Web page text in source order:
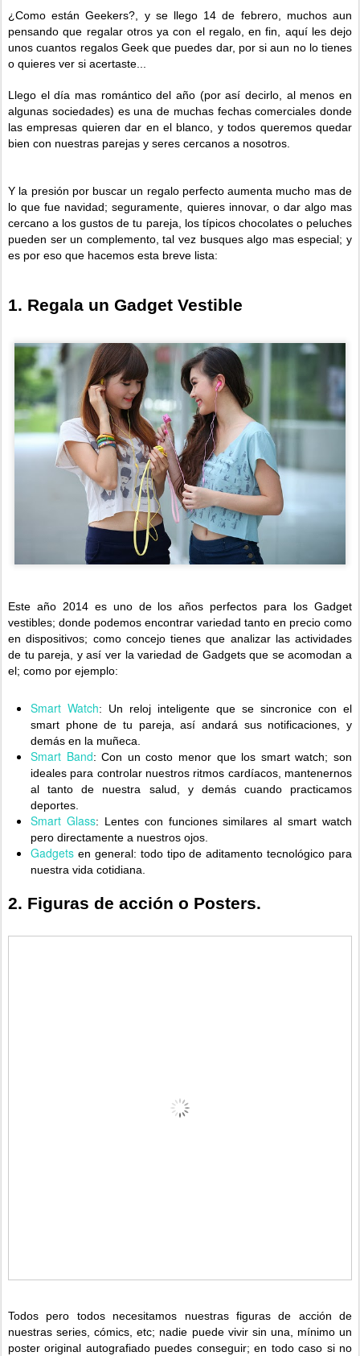
¿Como están Geekers?, y se llego 14 de febrero, muchos aun
pensando que regalar otros ya con el regalo, en fin, aquí les dejo
unos cuantos regalos Geek que puedes dar, por si aun no lo tienes
o quieres ver si acertaste...
Llego el día mas romántico del año (por así decirlo, al menos en
algunas sociedades) es una de muchas fechas comerciales donde
las empresas quieren dar en el blanco, y todos queremos quedar
bien con nuestras parejas y seres cercanos a nosotros.
Y la presión por buscar un regalo perfecto aumenta mucho mas de
lo que fue navidad; seguramente, quieres innovar, o dar algo mas
cercano a los gustos de tu pareja, los típicos chocolates o peluches
pueden ser un complemento, tal vez busques algo mas especial; y
es por eso que hacemos esta breve lista:
1. Regala un Gadget Vestible
Este año 2014 es uno de los años perfectos para los Gadget
vestibles; donde podemos encontrar variedad tanto en precio como
en dispositivos; como concejo tienes que analizar las actividades
de tu pareja, y así ver la variedad de Gadgets que se acomodan a
el; como por ejemplo:
Smart Watch: Un reloj inteligente que se sincronice con el
smart phone de tu pareja, así andará sus notificaciones, y
demás en la muñeca.
Smart Band: Con un costo menor que los smart watch; son
ideales para controlar nuestros ritmos cardíacos, mantenernos
al tanto de nuestra salud, y demás cuando practicamos
deportes.
Smart Glass: Lentes con funciones similares al smart watch
pero directamente a nuestros ojos.
Gadgets en general: todo tipo de aditamento tecnológico para
nuestra vida cotidiana.
2. Figuras de acción o Posters.
Todos pero todos necesitamos nuestras figuras de acción de
nuestras series, cómics, etc; nadie puede vivir sin una, mínimo un
poster original autografiado puedes conseguir; en todo caso si no